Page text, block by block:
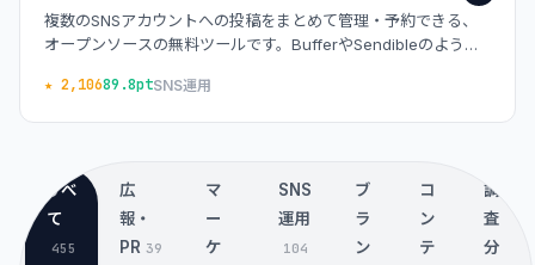
複数のSNSアカウントへの投稿をまとめて管理・予約できる、
オープンソースの無料ツールです。BufferやSendibleのような
★ 2,10689.8ptSNS運用
すべ
て
455
広
報・
PR 39
マ
ー
ケ
SNS
運用
104
ブ
ラ
ン
コ
ン
テ
調
査
分